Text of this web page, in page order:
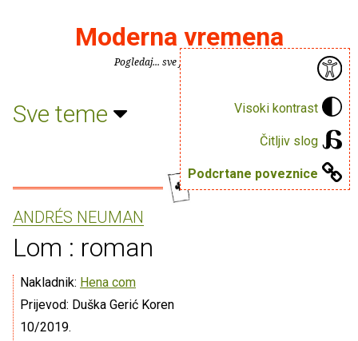
Visoki kontrast
Čitljiv slog
Podcrtane poveznice
Moderna vremena
Pogledaj... sve je puno knjiga.
Sve teme
ANDRÉS NEUMAN
Lom : roman
Nakladnik: Hena com
Prijevod: Duška Gerić Koren
10/2019.